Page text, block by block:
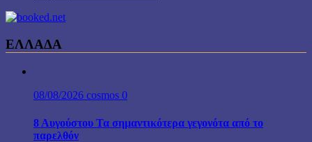
ΕΛΛΑΔΑ
08/08/2026 cosmos 0
8 Αυγούστου Τα σημαντικότερα γεγονότα από το
παρελθόν